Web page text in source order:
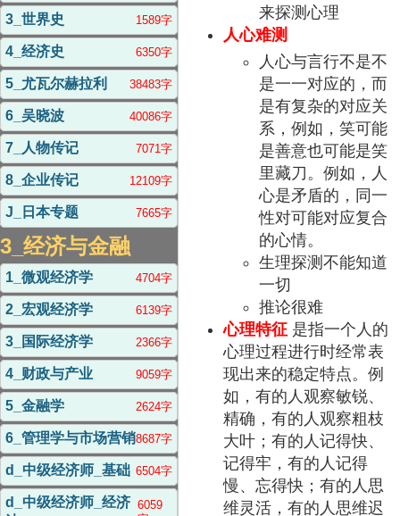
3_世界史 1589字
4_经济史 6350字
5_尤瓦尔赫拉利 38483字
6_吴晓波 40086字
7_人物传记 7071字
8_企业传记 12109字
J_日本专题 7665字
3_经济与金融
1_微观经济学 4704字
2_宏观经济学 6139字
3_国际经济学 2366字
4_财政与产业 9059字
5_金融学 2624字
6_管理学与市场营销8687字
d_中级经济师_基础 6504字
d_中级经济师_经济 6059
来探测心理
人心难测
人心与言行不是不
是一一对应的，而
是有复杂的对应关
系，例如，笑可能
是善意也可能是笑
里藏刀。例如，人
心是矛盾的，同一
性对可能对应复合
的心情。
生理探测不能知道
一切
推论很难
心理特征 是指一个人的
心理过程进行时经常表
现出来的稳定特点。例
如，有的人观察敏锐、
精确，有的人观察粗枝
大叶；有的人记得快、
记得牢，有的人记得
慢、忘得快；有的人思
维灵活，有的人思维迟